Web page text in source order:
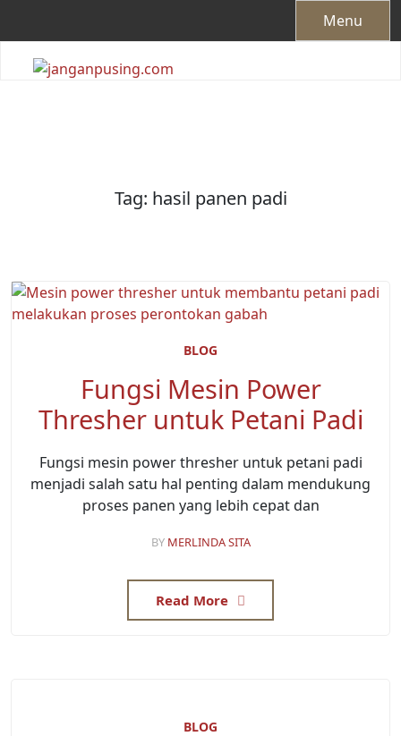
Menu
Tag: hasil panen padi
BLOG
Fungsi Mesin Power
Thresher untuk Petani Padi
Fungsi mesin power thresher untuk petani padi
menjadi salah satu hal penting dalam mendukung
proses panen yang lebih cepat dan
BY MERLINDA SITA
Read More
BLOG